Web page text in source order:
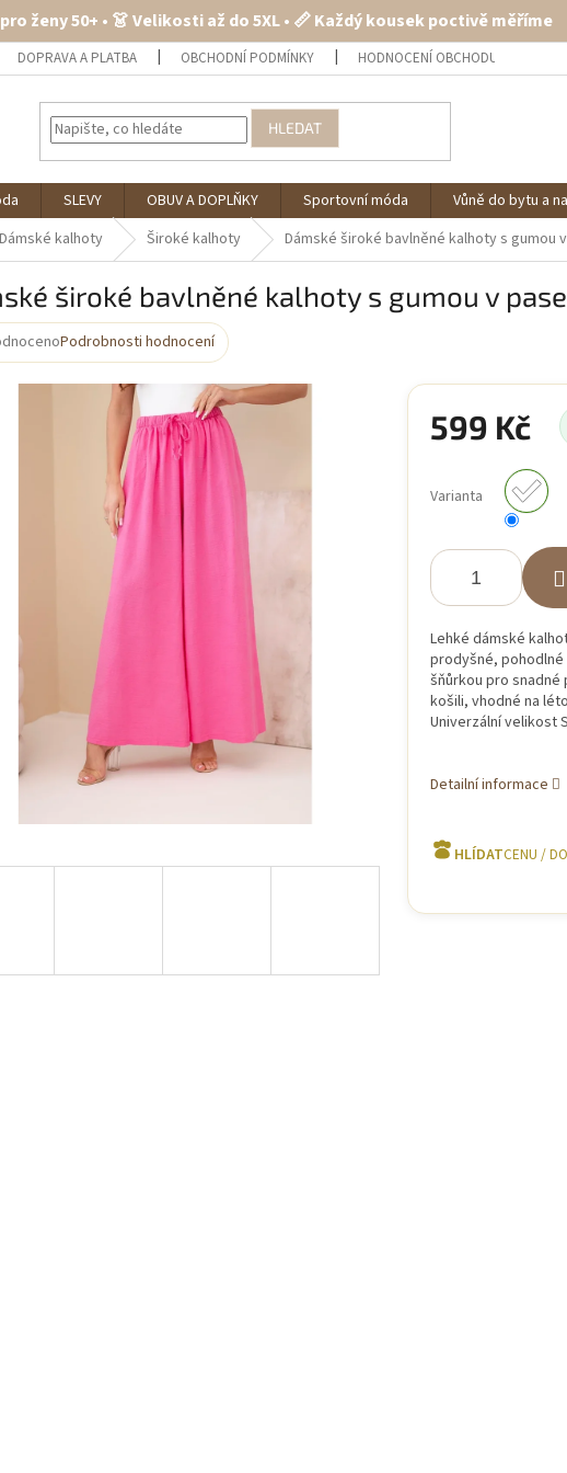
ženy 50+ • 👗 Velikosti až do 5XL • 📏 Každý kousek poctivě měříme
DOPRAVA A PLATBA OBCHODNÍ PODMÍNKY HODNOCENÍ OBCHODU
HLEDAT
SLEVY OBUV A DOPLŇKY Sportovní móda Vůně do bytu a
Dámské kalhoty Široké kalhoty Dámské široké bavlněné kalhoty s gumou
široké bavlněné kalhoty s gumou v
Podrobnosti hodnocení
599 Kč
cena:
Varianta
Lehké dámské
prodyšné, pohodlné
šňůrkou pro
košili, vhodné na
Univerzální velikost
Detailní informace
HLÍDAT